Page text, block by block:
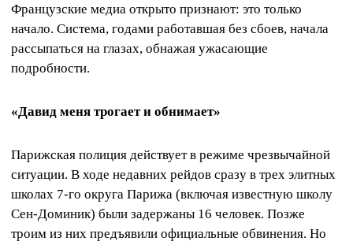
Французские медиа открыто признают: это только
начало. Система, годами работавшая без сбоев, начала
рассыпаться на глазах, обнажая ужасающие
подробности.
«Давид меня трогает и обнимает»
Парижская полиция действует в режиме чрезвычайной
ситуации. В ходе недавних рейдов сразу в трех элитных
школах 7-го округа Парижа (включая известную школу
Сен-Доминик) были задержаны 16 человек. Позже
троим из них предъявили официальные обвинения. Но